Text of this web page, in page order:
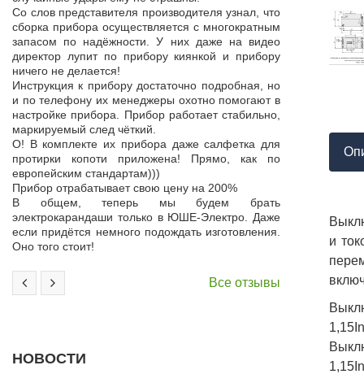
Со слов представителя производителя узнал, что
сборка прибора осуществляется с многократным
запасом по надёжности. У них даже на видео
директор лупит по прибору киянкой и прибору
ничего не делается!
Инструкция к прибору достаточно подробная, но
и по телефону их менеджеры охотно помогают в
настройке прибора. Прибор работает стабильно,
маркируемый след чёткий.
О! В комплекте их прибора даже салфетка для
протирки копоти приложена! Прямо, как по
европейским стандартам)))
Прибор отрабатывает свою цену на 200%
В общем, теперь мы будем брать
электрокарандаши только в ЮШЕ-Электро. Даже
если придётся немного подождать изготовления.
Оно того стоит!
впервые
Приятно
поставщиком!
Все отзывы
НОВОСТИ
и